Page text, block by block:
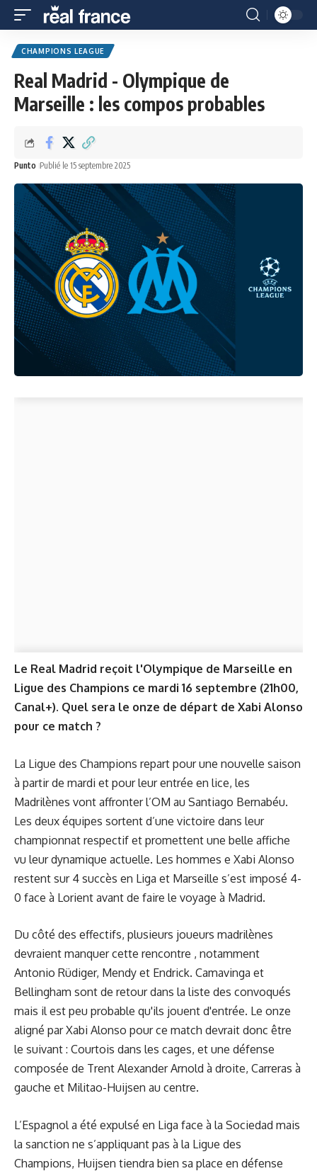
CHAMPIONS LEAGUE
Real Madrid - Olympique de
Marseille : les compos probables
Punto Publié le 15 septembre 2025
Le Real Madrid reçoit l'Olympique de Marseille en
Ligue des Champions ce mardi 16 septembre (21h00,
Canal+). Quel sera le onze de départ de Xabi Alonso
pour ce match ?
La Ligue des Champions repart pour une nouvelle saison
à partir de mardi et pour leur entrée en lice, les
Madrilènes vont affronter l’OM au Santiago Bernabéu.
Les deux équipes sortent d’une victoire dans leur
championnat respectif et promettent une belle affiche
vu leur dynamique actuelle. Les hommes e Xabi Alonso
restent sur 4 succès en Liga et Marseille s’est imposé 4-
0 face à Lorient avant de faire le voyage à Madrid.
Du côté des effectifs, plusieurs joueurs madrilènes
devraient manquer cette rencontre , notamment
Antonio Rüdiger, Mendy et Endrick. Camavinga et
Bellingham sont de retour dans la liste des convoqués
mais il est peu probable qu'ils jouent d'entrée. Le onze
aligné par Xabi Alonso pour ce match devrait donc être
le suivant : Courtois dans les cages, et une défense
composée de Trent Alexander Arnold à droite, Carreras à
gauche et Militao-Huijsen au centre.
L’Espagnol a été expulsé en Liga face à la Sociedad mais
la sanction ne s’appliquant pas à la Ligue des
Champions, Huijsen tiendra bien sa place en défense